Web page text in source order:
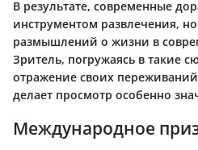
В результате, современные
инструментом развлечения,
размышлений о жизни в
Зритель, погружаясь в такие
отражение своих
делает просмотр особенно
Международное